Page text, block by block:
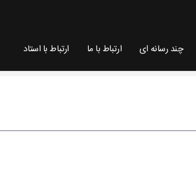
چند رسانه ای ارتباط با ما ارتباط با استاد